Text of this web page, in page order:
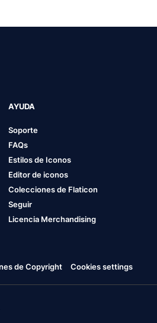
AYUDA
Soporte
FAQs
Estilos de Iconos
Editor de iconos
Colecciones de Flaticon
Seguir
Licencia Merchandising
de Copyright Cookies settings